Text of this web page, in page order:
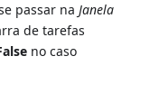
passar naJanela
de tarefas
no caso